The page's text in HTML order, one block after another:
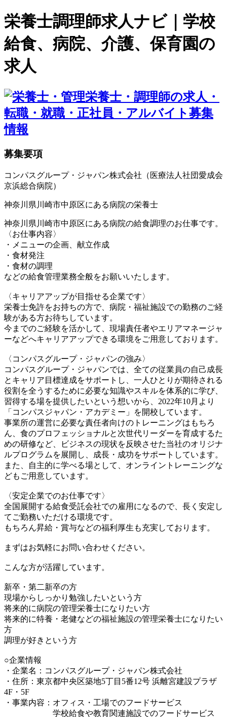
栄養士調理師求人ナビ｜学校
給食、病院、介護、保育園の
求人
募集要項
コンパスグループ・ジャパン株式会社（医療法人社団愛成会
京浜総合病院）
神奈川県川崎市中原区にある病院の栄養士
神奈川県川崎市中原区にある病院の給食調理のお仕事です。
〈お仕事内容〉
・メニューの企画、献立作成
・食材発注
・食材の調理
などの給食管理業務全般をお願いいたします。
〈キャリアアップが目指せる企業です〉
栄養士免許をお持ちの方で、病院・福祉施設での勤務のご経
験がある方お待ちしています。
今までのご経験を活かして、現場責任者やエリアマネージャ
ーなどへキャリアアップできる環境をご用意しております。
〈コンパスグループ・ジャパンの強み〉
コンパスグループ・ジャパンでは、全ての従業員の自己成長
とキャリア目標達成をサポートし、一人ひとりが期待される
役割を全うするために必要な知識やスキルを体系的に学び、
習得する場を提供したいという想いから、2022年10月より
「コンパスジャパン・アカデミー」を開校しています。
事業所の運営に必要な責任者向けのトレーニングはもちろ
ん、食のプロフェッショナルと次世代リーダーを育成するた
めの研修など、ビジネスの現状を反映させた当社のオリジナ
ルプログラムを展開し、成長・成功をサポートしています。
また、自主的に学べる場として、オンライントレーニングな
どもご用意しています。
〈安定企業でのお仕事です〉
全国展開する給食受託会社での雇用になるので、長く安定し
てご勤務いただける環境です。
もちろん昇給・賞与などの福利厚生も充実しております。
まずはお気軽にお問い合わせください。
こんな方が活躍しています。
新卒・第二新卒の方
現場からしっかり勉強したいという方
将来的に病院の管理栄養士になりたい方
将来的に特養・老健などの福祉施設の管理栄養士になりたい
方
調理が好きという方
○企業情報
・企業名：コンパスグループ・ジャパン株式会社
・住所：東京都中央区築地5丁目5番12号 浜離宮建設プラザ
4F・5F
・事業内容：オフィス・工場でのフードサービス
学校給食や教育関連施設でのフードサービス